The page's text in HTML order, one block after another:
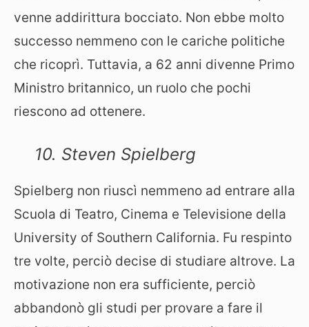
venne addirittura bocciato. Non ebbe molto
successo nemmeno con le cariche politiche
che ricoprì. Tuttavia, a 62 anni divenne Primo
Ministro britannico, un ruolo che pochi
riescono ad ottenere.
10. Steven Spielberg
Spielberg non riuscì nemmeno ad entrare alla
Scuola di Teatro, Cinema e Televisione della
University of Southern California. Fu respinto
tre volte, perciò decise di studiare altrove. La
motivazione non era sufficiente, perciò
abbandonò gli studi per provare a fare il